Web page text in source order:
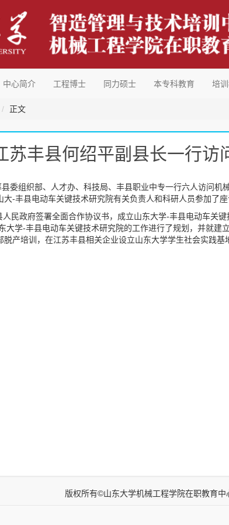
中心简介 工程博士 同力硕士 本专科教育 培
正文
苏丰县何绍平副县长一行访
委组织部、人才办、科技局、丰县职业中专一行六人访问
-丰县电动车关键技术研究院有关负责人和科研人员参加了座
民政府签署全面合作协议书，成立山东大学-丰县电动车关
大学-丰县电动车关键技术研究院的工作进行了规划，并就建
产培训，在江苏丰县相关企业设立山东大学学生社会实践基
版权所有©山东大学机械工程学院在职教育中